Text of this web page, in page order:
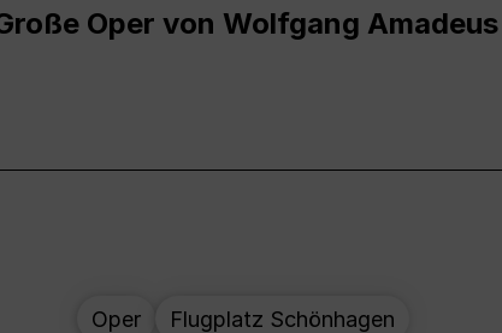
Oper von Wolfgang
Oper Flugplatz Schönhagen